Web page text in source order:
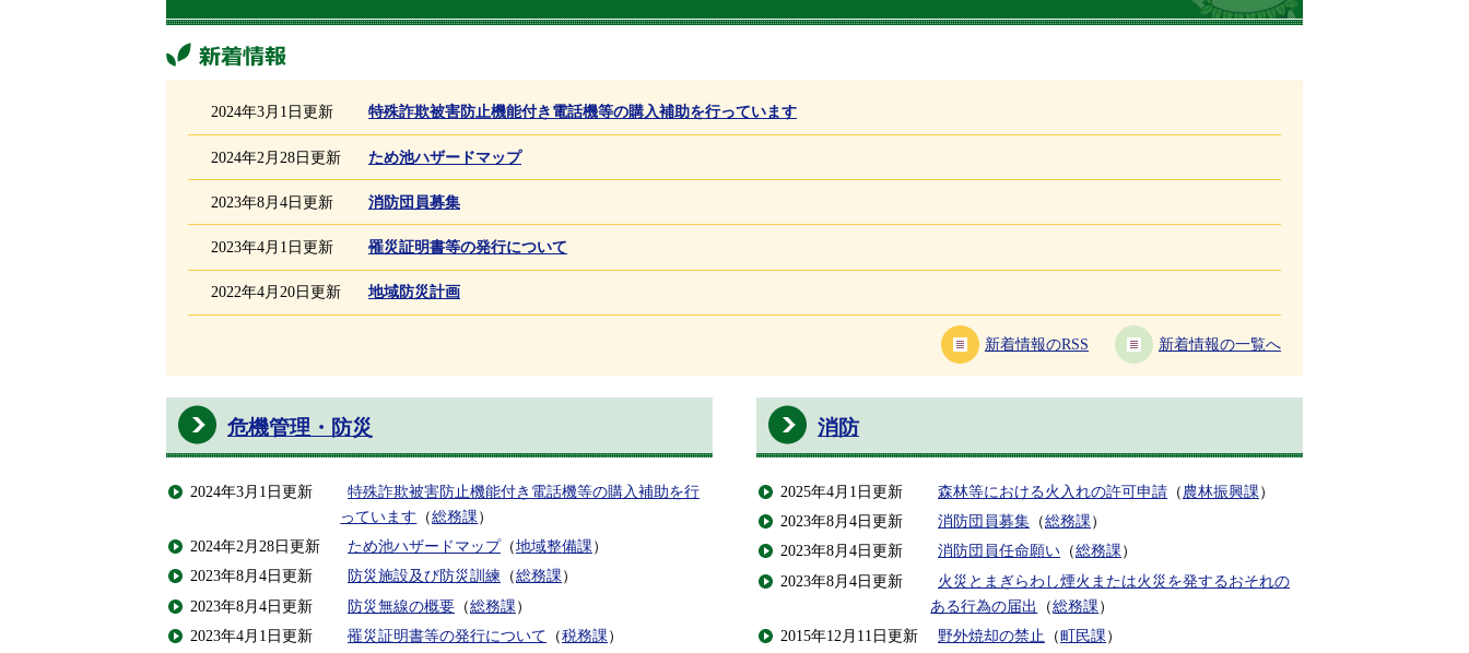
2024年3月1日更新 特殊詐欺被害防止機能付き電話機等の購入補助を行っています
2024年2月28日更新 ため池ハザードマップ
2023年8月4日更新 消防団員募集
2023年4月1日更新 罹災証明書等の発行について
2022年4月20日更新 地域防災計画
新着情報のRSS 新着情報の一覧へ
危機管理・防災
2024年3月1日更新
特殊詐欺被害防止機能付き電話機等の購入補助を行
っています （総務課）
2024年2月28日更新
ため池ハザードマップ（地域整備課）
2023年8月4日更新
防災施設及び防災訓練 （総務課）
2023年8月4日更新
防災無線の概要 （総務課）
2023年4月1日更新
罹災証明書等の発行について （税務課）
消防
2025年4月1日更新 森林等における火入れの許可申請 （農林振興課）
2023年8月4日更新
消防団員募集 （総務課）
2023年8月4日更新
消防団員任命願い （総務課）
2023年8月4日更新
火災とまぎらわし煙火または火災を発するおそれの
ある行為の届出
（総務課）
2015年12月11日更新
野外焼却の禁止 （町民課）